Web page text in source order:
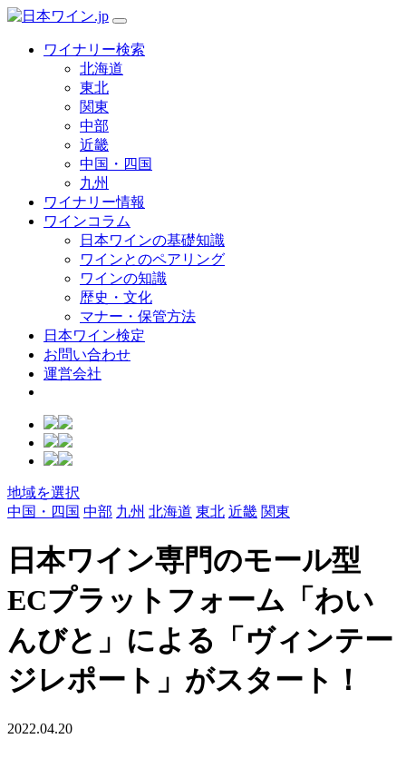
ワイナリー検索
北海道
東北
関東
中部
近畿
中国・四国
九州
ワイナリー情報
ワインコラム
日本ワインの基礎知識
ワインとのペアリング
ワインの知識
歴史・文化
マナー・保管方法
日本ワイン検定
お問い合わせ
運営会社
地域を選択
中国・四国 中部 九州 北海道 東北 近畿 関東
日本ワイン専門のモール型
ECプラットフォーム「わい
んびと」による「ヴィンテー
ジレポート」がスタート！
2022.04.20